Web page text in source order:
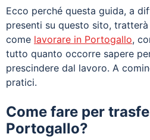
Ecco perché questa guida, a
presenti su questo sito,
come lavorare in Portogallo,
tutto quanto occorre sapere
prescindere dal lavoro. A
pratici.
Come fare per
Portogallo?